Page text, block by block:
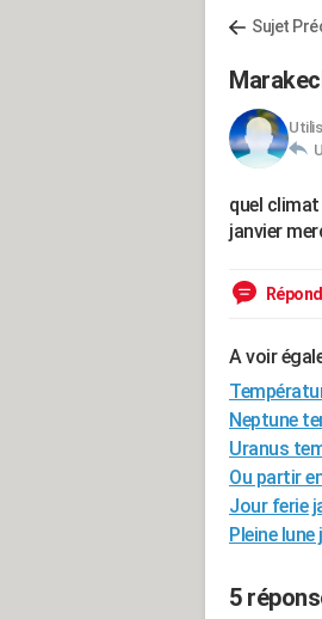
Sujet
quel
janvier
A voir
Neptune
Uranus
Ou partir
Jour ferie
Pleine lune
5